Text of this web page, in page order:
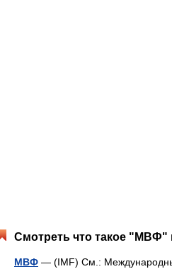
Смотреть что такое "МВФ"
МВФ — (IMF) См.: